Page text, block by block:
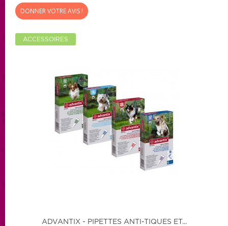
DONNER VOTRE AVIS !
ACCESSOIRES
ADVANTIX - PIPETTES ANTI-TIQUES ET...